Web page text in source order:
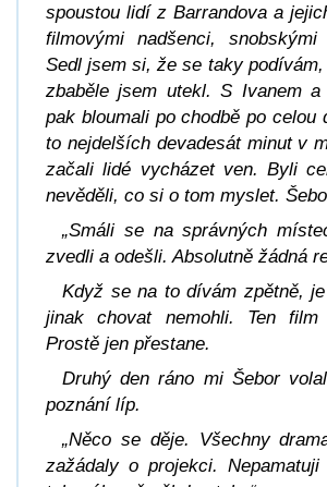
spoustou lidí z Barrandova a
filmovými nadšenci,
Sedl jsem si, že se taky
zbaběle jsem utekl. S Ivanem
pak bloumali po chodbě po celou
to nejdelších devadesát minut v
začali lidé vycházet ven. Byli
nevěděli, co si o tom myslet.
„Smáli se na správných
zvedli a odešli. Absolutně žádná
Když se na to dívám zpětně,
jinak chovat nemohli. Ten
Prostě jen přestane.
Druhý den ráno mi Šebor
poznání líp.
„Něco se děje. Všechny
zažádaly o projekci.